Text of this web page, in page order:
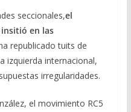
seccionales,el
en las
republicado tuits de
izquierda internacional,
irregularidades.
el movimiento RC5